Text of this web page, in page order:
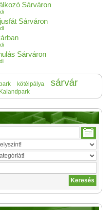
Sárváron
Sárváron
Sárváron
kötélpálya sárvár